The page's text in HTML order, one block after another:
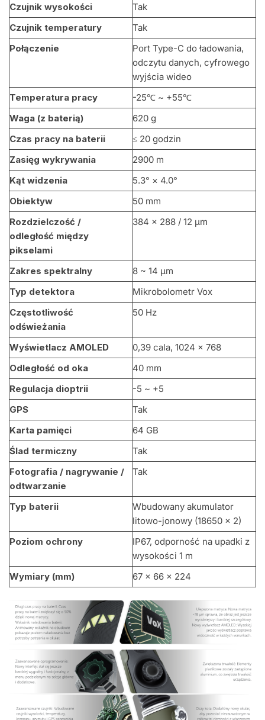
Czujnik wysokości
Tak
Czujnik temperatury
Tak
Połączenie
Port Type-C do ładowania,
odczytu danych, cyfrowego
wyjścia wideo
Temperatura pracy
-25℃ ~ +55℃
Waga (z baterią)
620 g
Czas pracy na baterii
≤ 20 godzin
Zasięg wykrywania
2900 m
Kąt widzenia
5.3° × 4.0°
Obiektyw
50 mm
Rozdzielczość /
odległość między
pikselami
384 × 288 / 12 μm
Zakres spektralny
8 ~ 14 μm
Typ detektora
Mikrobolometr Vox
Częstotliwość
odświeżania
50 Hz
Wyświetlacz AMOLED
0,39 cala, 1024 × 768
Odległość od oka
40 mm
Regulacja dioptrii
-5 ~ +5
GPS
Tak
Karta pamięci
64 GB
Ślad termiczny
Tak
Fotografia / nagrywanie /
odtwarzanie
Tak
Typ baterii
Wbudowany akumulator
litowo-jonowy (18650 × 2)
Poziom ochrony
IP67, odporność na upadki z
wysokości 1 m
Wymiary (mm)
67 × 66 × 224